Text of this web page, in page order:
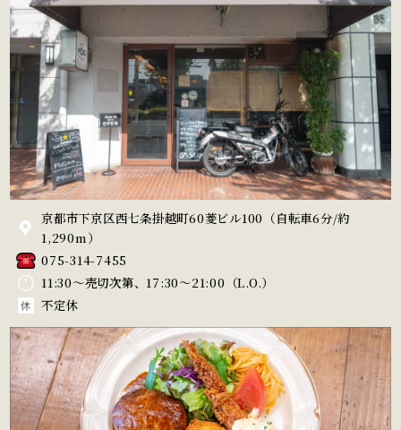
京都市下京区西七条掛越町60菱ビル100 （自転車6分/約
1,290m）
075-314-7455
11:30～売切次第、 17:30～21:00（L.O.）
不定休